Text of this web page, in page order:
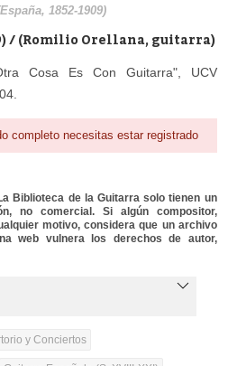
Diccionario
1852-1909)
/ (Romilio Orellana, guitarra)
Cosa Es Con Guitarra", UCV
completo necesitas estar registrado
Biblioteca de la Guitarra solo tienen un
no comercial. Si algún compositor,
motivo, considera que un archivo
web vulnera los derechos de autor,
y Conciertos